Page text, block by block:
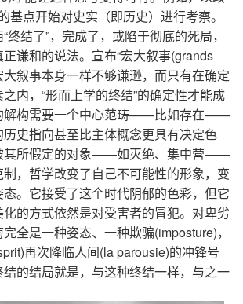
点开始对史实（即历史）进行考察。
终结了”，完成了，或陷于彻底的死局，
谦和的说法。宣布“宏大叙事(grands
大叙事本身一样不够谦逊，而只有在确定
内，“形而上学的终结”的确定性才能成
解构需要一个中心范畴——比如存在——
史指向甚至比主体概念更具有决定色
其所假定的对象——如灭绝、集中营——
，哲学改变了自己不可能性的形象，变
。它接受了这个时代阴郁的色彩，但它
的方式依然是对受害者的冒犯。对卑劣
全是一种姿态、一种欺骗(imposture)，
再次降临人间(la parousie)的冲锋号
的结局就是，与这种终结一样，与之一